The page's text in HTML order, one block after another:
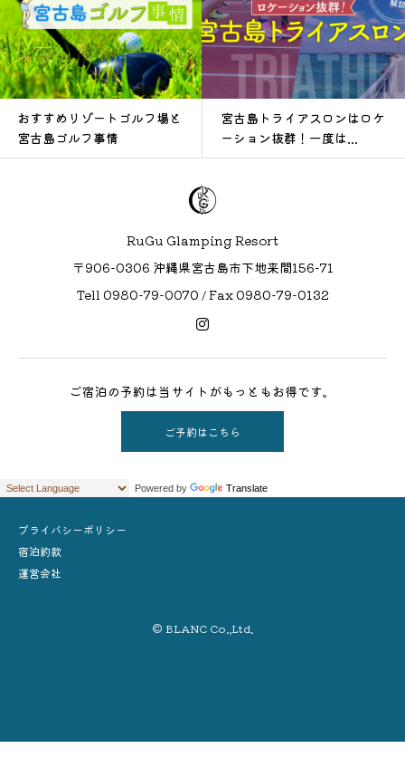
おすすめリゾートゴルフ場と
宮古島ゴルフ事情
宮古島トライアスロンはロケ
ーション抜群！一度は...
RuGu Glamping Resort
〒906-0306 沖縄県宮古島市下地来間156−71
Tell 0980-79-0070 / Fax 0980-79-0132
ご宿泊の予約は当サイトがもっともお得です。
ご予約はこちら
Powered by Translate
プライバシーポリシー
宿泊約款
運営会社
© BLANC Co.,Ltd.